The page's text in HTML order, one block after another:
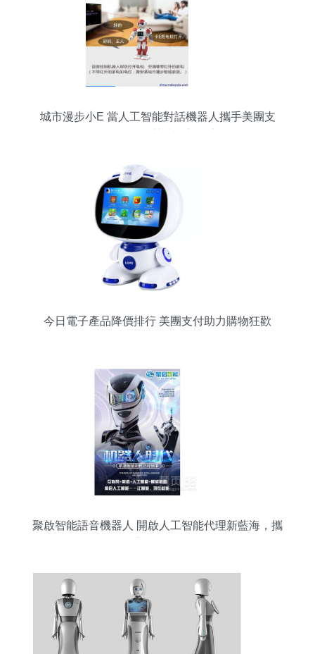
城市漫步小E 當人工智能對話機器人攜手美團支
今日電子產品降價排行 美團支付助力購物狂歡
聚啟智能語音機器人 開啟人工智能代理新藍海，攜